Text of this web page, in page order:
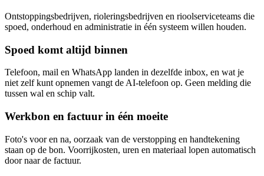
Ontstoppingsbedrijven, rioleringsbedrijven en rioolserviceteams die
spoed, onderhoud en administratie in één systeem willen houden.
Spoed komt altijd binnen
Telefoon, mail en WhatsApp landen in dezelfde inbox, en wat je
niet zelf kunt opnemen vangt de AI-telefoon op. Geen melding die
tussen wal en schip valt.
Werkbon en factuur in één moeite
Foto's voor en na, oorzaak van de verstopping en handtekening
staan op de bon. Voorrijkosten, uren en materiaal lopen automatisch
door naar de factuur.